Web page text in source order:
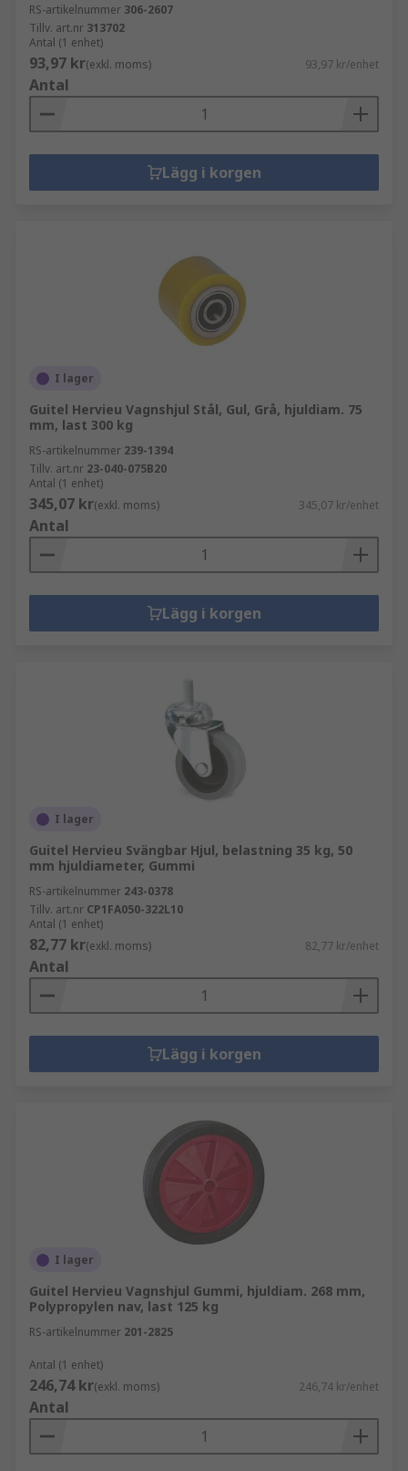
RS-artikelnummer 306-2607
Tillv. art.nr 313702
Antal (1 enhet)
93,97 kr(exkl. moms) 93,97 kr/enhet
Antal
Lägg i korgen
I lager
Guitel Hervieu Vagnshjul Stål, Gul, Grå, hjuldiam. 75
mm, last 300 kg
RS-artikelnummer 239-1394
Tillv. art.nr 23-040-075B20
Antal (1 enhet)
345,07 kr(exkl. moms) 345,07 kr/enhet
Antal
Lägg i korgen
I lager
Guitel Hervieu Svängbar Hjul, belastning 35 kg, 50
mm hjuldiameter, Gummi
RS-artikelnummer 243-0378
Tillv. art.nr CP1FA050-322L10
Antal (1 enhet)
82,77 kr(exkl. moms) 82,77 kr/enhet
Antal
Lägg i korgen
I lager
Guitel Hervieu Vagnshjul Gummi, hjuldiam. 268 mm,
Polypropylen nav, last 125 kg
RS-artikelnummer 201-2825
Antal (1 enhet)
246,74 kr(exkl. moms) 246,74 kr/enhet
Antal